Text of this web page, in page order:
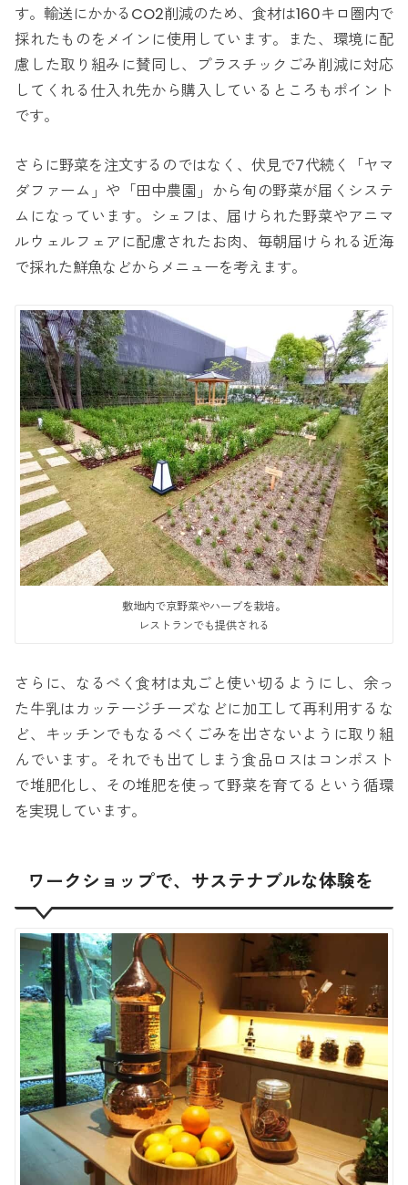
す。輸送にかかるCO2削減のため、食材は160キロ圏内で
採れたものをメインに使用しています。また、環境に配
慮した取り組みに賛同し、プラスチックごみ削減に対応
してくれる仕入れ先から購入しているところもポイント
です。
さらに野菜を注文するのではなく、伏見で7代続く「ヤマ
ダファーム」や「田中農園」から旬の野菜が届くシステ
ムになっています。シェフは、届けられた野菜やアニマ
ルウェルフェアに配慮されたお肉、毎朝届けられる近海
で採れた鮮魚などからメニューを考えます。
敷地内で京野菜やハーブを栽培。
レストランでも提供される
さらに、なるべく食材は丸ごと使い切るようにし、余っ
た牛乳はカッテージチーズなどに加工して再利用するな
ど、キッチンでもなるべくごみを出さないように取り組
んでいます。それでも出てしまう食品ロスはコンポスト
で堆肥化し、その堆肥を使って野菜を育てるという循環
を実現しています。
ワークショップで、サステナブルな体験を